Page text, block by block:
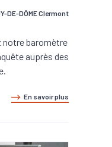
DE-DÔME Clermont
notre baromètre
auprès des
En savoir plus